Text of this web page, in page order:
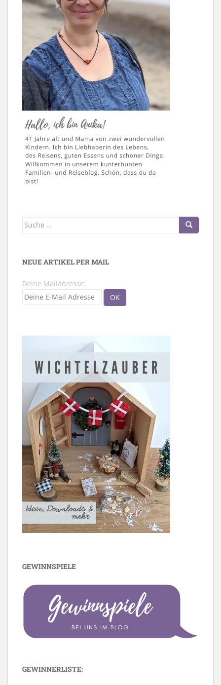
Suche
NEUE ARTIKEL PER MAIL
Deine Mailadresse:
GEWINNSPIELE
GEWINNERLISTE: